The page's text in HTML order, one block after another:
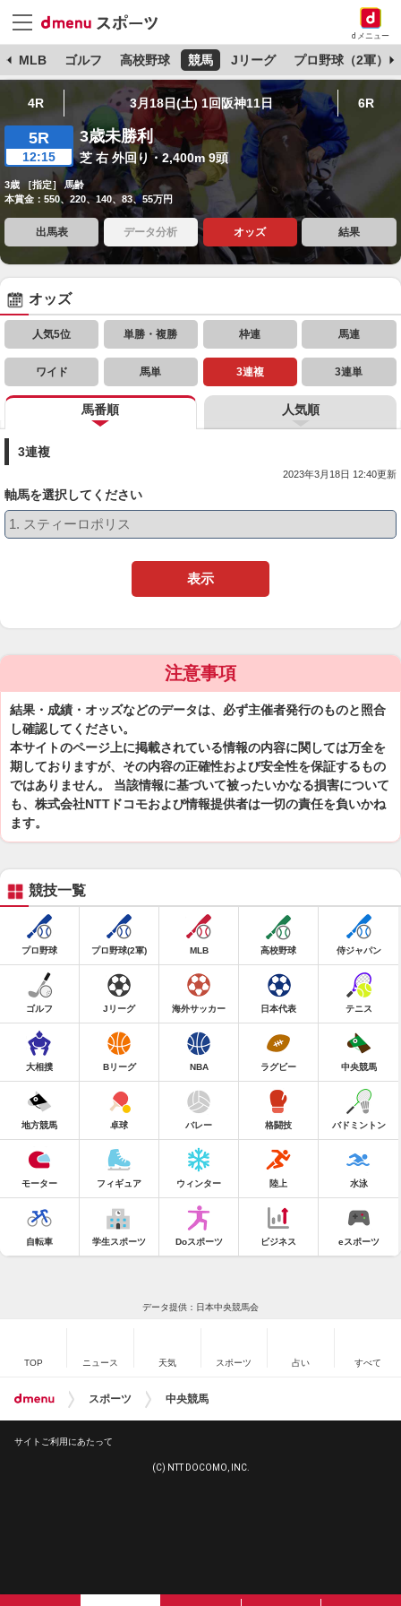
dメニュー
MLB ゴルフ 高校野球 競馬 Jリーグ プロ野球（2軍）
4R 3月18日(土) 1回阪神11日 6R
5R
12:15
3歳未勝利
芝 右 外回り・2,400m 9頭
3歳 ［指定］ 馬齢
本賞金：550、220、140、83、55万円
出馬表 データ分析 オッズ 結果
オッズ
人気5位 単勝・複勝 枠連 馬連
ワイド 馬単 3連複 3連単
馬番順 人気順
3連複
2023年3月18日 12:40更新
軸馬を選択してください
表示
注意事項
結果・成績・オッズなどのデータは、必ず主催者発行のものと照合
し確認してください。
本サイトのページ上に掲載されている情報の内容に関しては万全を
期しておりますが、その内容の正確性および安全性を保証するもの
ではありません。 当該情報に基づいて被ったいかなる損害について
も、株式会社NTTドコモおよび情報提供者は一切の責任を負いかね
ます。
競技一覧
プロ野球 プロ野球(2軍) MLB 高校野球 侍ジャパン
ゴルフ Jリーグ 海外サッカー 日本代表 テニス
大相撲 Bリーグ NBA ラグビー 中央競馬
地方競馬 卓球 バレー 格闘技 バドミントン
モーター フィギュア ウィンター 陸上 水泳
自転車 学生スポーツ Doスポーツ ビジネス eスポーツ
データ提供：日本中央競馬会
TOP ニュース 天気 スポーツ 占い すべて
スポーツ 中央競馬
サイトご利用にあたって
(C) NTT DOCOMO, INC.